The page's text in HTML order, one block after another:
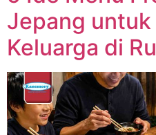
Jepang untuk
Keluarga di